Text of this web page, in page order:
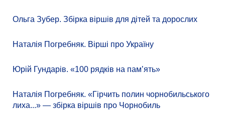
Ольга Зубер. Збірка віршів для дітей та дорослих
Наталія Погребняк. Вірші про Україну
Юрій Гундарів. «100 рядків на памʼять»
Наталія Погребняк. «Гірчить полин чорнобильського
лиха...» — збірка віршів про Чорнобиль